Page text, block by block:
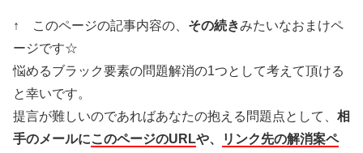
↑ このページの記事内容の、 その続きみたいなおまけペ
ージです☆
悩めるブラック要素の問題解消の1つとして考えて頂ける
と幸いです。
提言が難しいのであればあなたの抱える問題点として、 相
手のメールにこのページのURLや、
リンク先の解消案ペ